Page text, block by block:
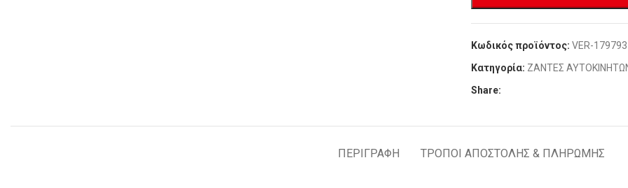
Κωδικός προϊόντος: VER-179793
Κατηγορία: ΖΑΝΤΕΣ
Share:
ΠΕΡΙΓΡΑΦΉ ΤΡΟΠΟΙ ΑΠΟΣΤΟΛΗΣ & ΠΛΗΡΩΜΗΣ